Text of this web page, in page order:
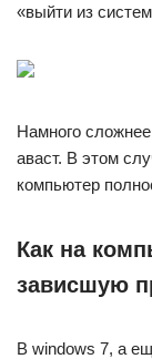
«выйти из
Намного
аваст. В этом
компьютер
Как на
зависшую
В windows 7, а